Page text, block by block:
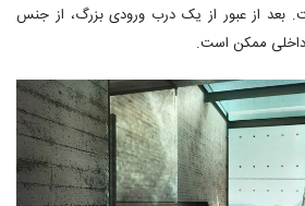
بعد از عبور از یک درب ورودی بزرگ، از جنس
ممکن است.